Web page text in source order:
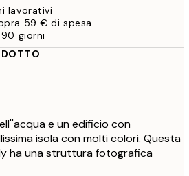
lavorativi
59 € di spesa
giorni
e un edificio con
isola con molti colori. Questa
ha una struttura fotografica